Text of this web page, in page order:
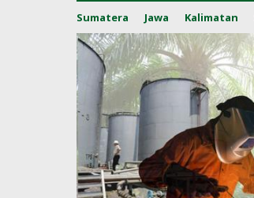
Sumatera Jawa Kalimatan